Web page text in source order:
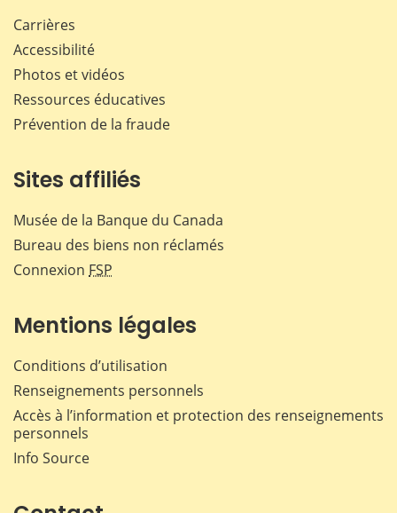
Carrières
Accessibilité
Photos et vidéos
Ressources éducatives
Prévention de la fraude
Sites affiliés
Musée de la Banque du Canada
Bureau des biens non réclamés
Connexion FSP
Mentions légales
Conditions d’utilisation
Renseignements personnels
Accès à l’information et protection des renseignements
personnels
Info Source